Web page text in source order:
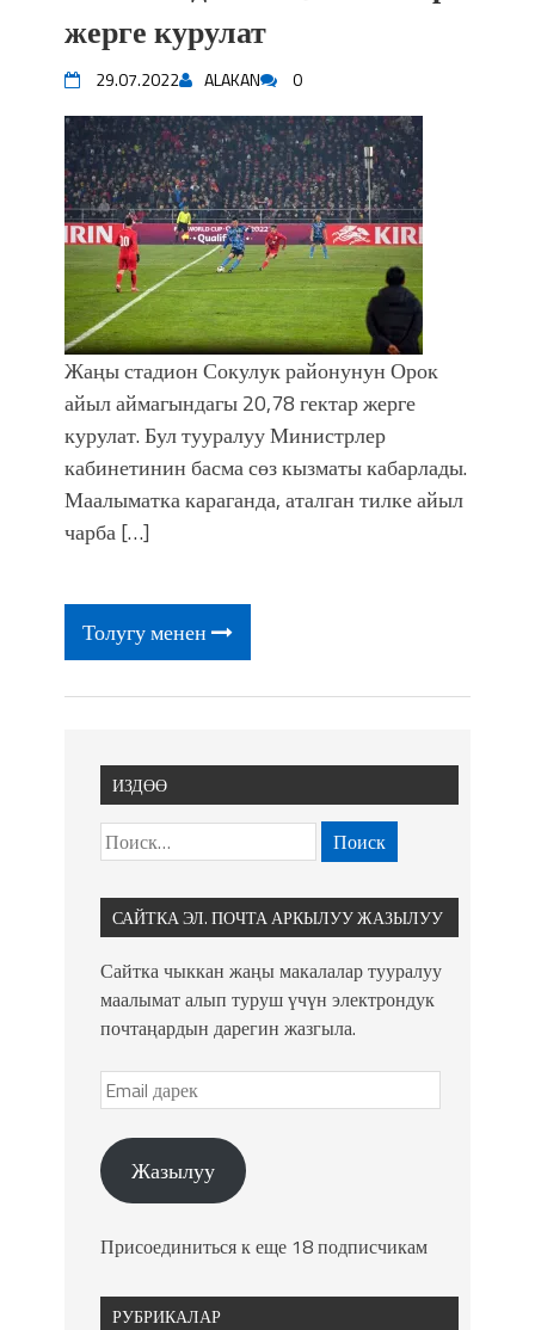
фонтанов в Royal Central Park
Аида САЛЯНОВА: "Кыргыз шахмат
союзунун президенти болуп
шайланышым сыймык жана чоң
жоопкерчилик!"
Садыр ЖАПАРОВ: “Айтматовдой
адабият алпы чыгыш үчүн, улуу көч
уланышы үчүн журнал сөзсүз керек!”
“Китепкана түнγ-2026”: Психолог
Мээрим Мураталиева менен
жолугушууга келиңиз! (Дарек. Видео)
Латын арибиндеги “Чабуул”... “Ала-
Тоо” журналынын тарыхы жана
редакторлору... (Тизме. Видео)
“КАРА КЕМПИР”: ҮМҮТТҮН
ТҮБӨЛҮК СИМВОЛУ
Кыргызстандагы эң ири музыкалуу
фонтанды көрүү үчүн Royal Central
Park'ка 30 миң адам чогулду
жерге курулат
29.07.2022 ALAKAN 0
Жаңы стадион Сокулук районунун Орок
айыл аймагындагы 20,78 гектар жерге
курулат. Бул тууралуу Министрлер
кабинетинин басма сөз кызматы кабарлады.
Маалыматка караганда, аталган тилке айыл
чарба […]
Толугу менен
ИЗДӨӨ
САЙТКА ЭЛ. ПОЧТА АРКЫЛУУ ЖАЗЫЛУУ
Сайтка чыккан жаңы макалалар тууралуу
маалымат алып туруш үчүн электрондук
почтаңардын дарегин жазгыла.
Жазылуу
Присоединиться к еще 18 подписчикам
РУБРИКАЛАР